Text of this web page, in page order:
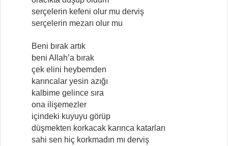
serçelerin kefeni olur mu derviş
serçelerin mezarı olur mu
Beni bırak artık
beni Allah’a bırak
çek elini heybemden
karıncalar yesin azığı
kalbime gelince sıra
ona ilişemezler
içindeki kuyuyu görüp
düşmekten korkacak karınca katarları
sahi sen hiç korkmadın mı derviş